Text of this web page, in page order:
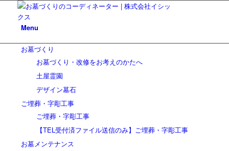
Menu
お墓づくり
お墓づくり・改修をお考えのかたへ
土屋霊園
デザイン墓石
ご埋葬・字彫工事
ご埋葬・字彫工事
【TEL受付済ファイル送信のみ】ご埋葬・字彫工事
お墓メンテナンス